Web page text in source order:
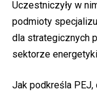
Uczestniczyły w
podmioty
dla strategicznych
sektorze
Jak podkreśla PEJ,